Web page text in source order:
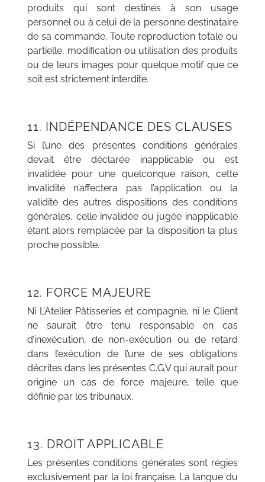
produits qui sont destinés à son usage
personnel ou à celui de la personne destinataire
de sa commande. Toute reproduction totale ou
partielle, modification ou utilisation des produits
ou de leurs images pour quelque motif que ce
soit est strictement interdite.
11. INDÉPENDANCE DES CLAUSES
Si l’une des présentes conditions générales
devait être déclarée inapplicable ou est
invalidée pour une quelconque raison, cette
invalidité n’affectera pas l’application ou la
validité des autres dispositions des conditions
générales, celle invalidée ou jugée inapplicable
étant alors remplacée par la disposition la plus
proche possible.
12. FORCE MAJEURE
Ni L’Atelier Pâtisseries et compagnie, ni le Client
ne saurait être tenu responsable en cas
d’inexécution, de non-exécution ou de retard
dans l’exécution de l’une de ses obligations
décrites dans les présentes C.G.V qui aurait pour
origine un cas de force majeure, telle que
définie par les tribunaux.
13. DROIT APPLICABLE
Les présentes conditions générales sont régies
exclusivement par la loi française. La langue du